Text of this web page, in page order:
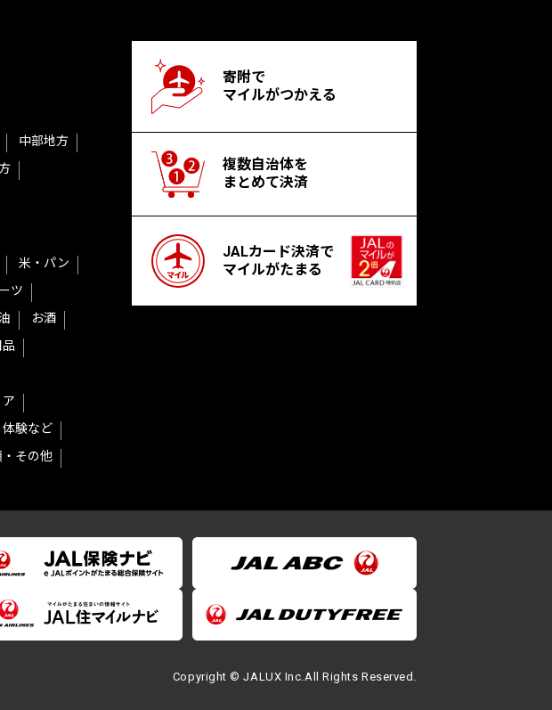
中部地方
米・パン
ツ
お酒
験など
その他
寄附で
マイルがつかえる
複数自治体を
まとめて決済
JALカード決済で
マイルがたまる
Copyright © JALUX Inc.All Rights Reserved.